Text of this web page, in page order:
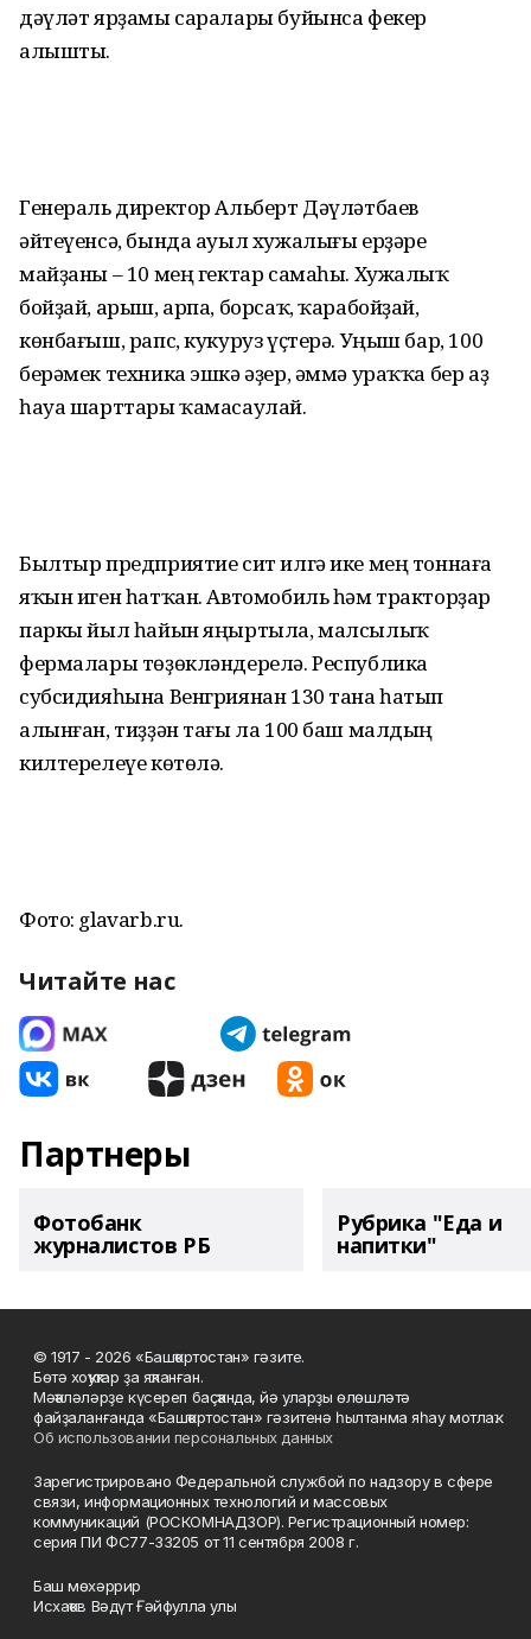
дәүләт ярҙамы саралары буйынса фекер
алышты.
Генераль директор Альберт Дәүләтбаев
әйтеүенсә, бында ауыл хужалығы ерҙәре
майҙаны – 10 мең гектар самаһы. Хужалыҡ
бойҙай, арыш, арпа, борсаҡ, ҡарабойҙай,
көнбағыш, рапс, кукуруз үҫтерә. Уңыш бар, 100
берәмек техника эшкә әҙер, әммә ураҡҡа бер аҙ
һауа шарттары ҡамасаулай.
Былтыр предприятие сит илгә ике мең тоннаға
яҡын иген һатҡан. Автомобиль һәм тракторҙар
паркы йыл һайын яңыртыла, малсылыҡ
фермалары төҙөкләндерелә. Республика
субсидияһына Венгриянан 130 тана һатып
алынған, тиҙҙән тағы ла 100 баш малдың
килтерелеүе көтөлә.
Фото: glavarb.ru.
Читайте нас
Партнеры
Фотобанк
журналистов РБ
Рубрика "Еда и
напитки"
© 1917 - 2026 «Башҡортостан» гәзите.
Бөтә хоҡуҡтар ҙа яҡланған.
Мәҡәләләрҙе күсереп баҫҡанда, йә уларҙы өлөшләтә
файҙаланғанда «Башҡортостан» гәзитенә һылтанма яһау мотлаҡ.
Об использовании персональных данных
Зарегистрировано Федеральной службой по надзору в сфере
связи, информационных технологий и массовых
коммуникаций (РОСКОМНАДЗОР). Регистрационный номер:
серия ПИ ФС77-33205 от 11 сентября 2008 г.
Баш мөхәррир
Исхаҡов Вәдүт Ғәйфулла улы